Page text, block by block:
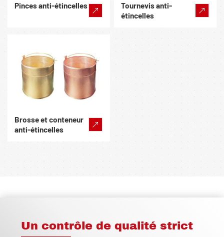
Pinces anti-étincelles
Tournevis anti-
étincelles
Brosse et conteneur
anti-étincelles
Un contrôle de qualité strict